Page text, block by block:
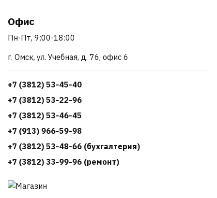
Офис
Пн-Пт, 9:00-18:00
г. Омск, ул. Учебная, д. 76, офис 6
+7 (3812) 53-45-40
+7 (3812) 53-22-96
+7 (3812) 53-46-45
+7 (913) 966-59-98
+7 (3812) 53-48-66 (бухгалтерия)
+7 (3812) 33-99-96 (ремонт)